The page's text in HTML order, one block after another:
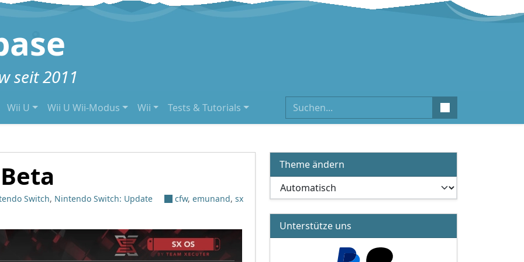
seit 2011
Wii U Wii U Wii-Modus Wii Tests & Tutorials Suchen
Switch, Nintendo Switch: Update cfw, emunand, sx
Theme ändern
Unterstütze uns